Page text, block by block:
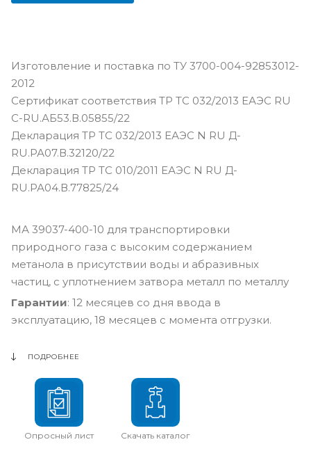
Изготовление и поставка по ТУ 3700-004-92853012-
2012
Сертификат соответствия ТР ТС 032/2013 ЕАЭС RU
С-RU.АБ53.В.05855/22
Декларация ТР ТС 032/2013 ЕАЭС N RU Д-
RU.РА07.В.32120/22
Декларация ТР ТС 010/2011 ЕАЭС N RU Д-
RU.РА04.В.77825/24
МА 39037-400-10 для транспортировки
природного газа с высоким содержанием
метанола в присутствии воды и абразивных
частиц, с уплотнением затвора металл по металлу
Гарантии: 12 месяцев со дня ввода в
эксплуатацию, 18 месяцев с момента отгрузки.
ПОДРОБНЕЕ
Опросный лист Скачать каталог